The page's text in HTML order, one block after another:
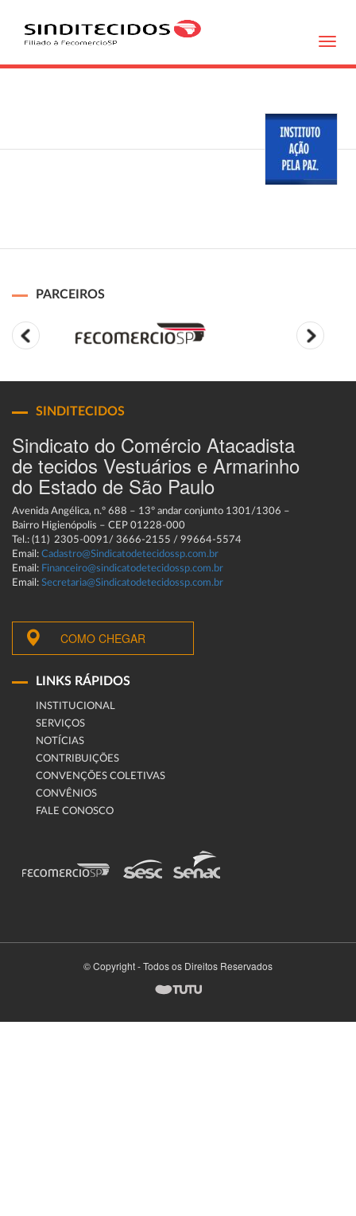
PARCEIROS
SINDITECIDOS
Sindicato do Comércio Atacadista
de tecidos Vestuários e Armarinho
do Estado de São Paulo
Avenida Angélica, n.º 688 – 13º andar conjunto 1301/1306 –
Bairro Higienópolis – CEP 01228-000
Tel.: (11) 2305-0091/ 3666-2155 / 99664-5574
Email: Cadastro@Sindicatodetecidossp.com.br
Email: Financeiro@sindicatodetecidossp.com.br
Email: Secretaria@Sindicatodetecidossp.com.br
COMO CHEGAR
LINKS RÁPIDOS
INSTITUCIONAL
SERVIÇOS
NOTÍCIAS
CONTRIBUIÇÕES
CONVENÇÕES COLETIVAS
CONVÊNIOS
FALE CONOSCO
© Copyright - Todos os Direitos Reservados